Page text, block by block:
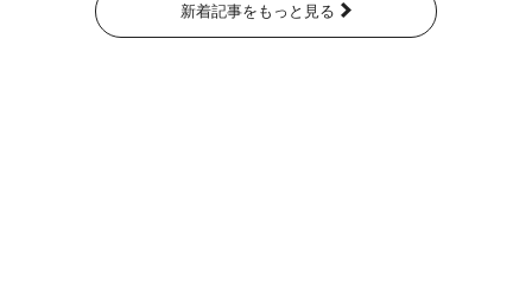
新着記事をもっと見る